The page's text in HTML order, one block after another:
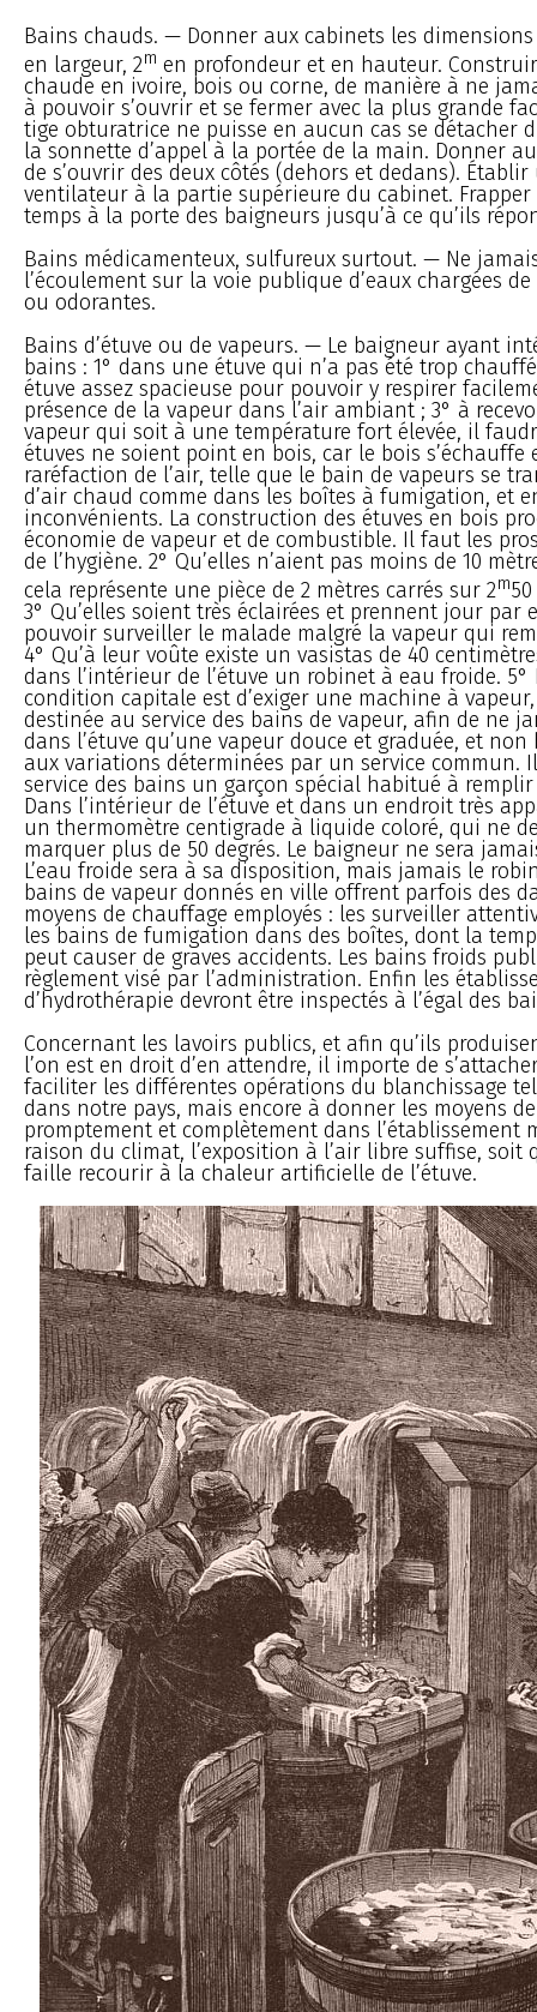
Bains chauds. — Donner aux cabinets les dimensions
en largeur, 2m en profondeur et en hauteur.
chaude en ivoire, bois ou corne, de manière à ne
à pouvoir s’ouvrir et se fermer avec la plus grande
tige obturatrice ne puisse en aucun cas se détacher
la sonnette d’appel à la portée de la main. Donner
de s’ouvrir des deux côtés (dehors et dedans).
ventilateur à la partie supérieure du cabinet. Frapper
temps à la porte des baigneurs jusqu’à ce qu’ils
Bains médicamenteux, sulfureux surtout. — Ne
l’écoulement sur la voie publique d’eaux chargées
ou odorantes.
Bains d’étuve ou de vapeurs. — Le baigneur ayant
bains : 1° dans une étuve qui n’a pas été trop
étuve assez spacieuse pour pouvoir y respirer
présence de la vapeur dans l’air ambiant ; 3° à
vapeur qui soit à une température fort élevée, il
étuves ne soient point en bois, car le bois
raréfaction de l’air, telle que le bain de vapeurs se
d’air chaud comme dans les boîtes à fumigation, et
inconvénients. La construction des étuves en bois
économie de vapeur et de combustible. Il faut les
de l’hygiène. 2° Qu’elles n’aient pas moins de 10
cela représente une pièce de 2 mètres carrés sur 2m
3° Qu’elles soient très éclairées et prennent jour par
pouvoir surveiller le malade malgré la vapeur qui
4° Qu’à leur voûte existe un vasistas de 40
dans l’intérieur de l’étuve un robinet à eau froide. 5°
condition capitale est d’exiger une machine à
destinée au service des bains de vapeur, afin de ne
dans l’étuve qu’une vapeur douce et graduée, et
aux variations déterminées par un service commun.
service des bains un garçon spécial habitué à
Dans l’intérieur de l’étuve et dans un endroit très
un thermomètre centigrade à liquide coloré, qui ne
marquer plus de 50 degrés. Le baigneur ne sera
L’eau froide sera à sa disposition, mais jamais le
bains de vapeur donnés en ville offrent parfois des
moyens de chauffage employés : les surveiller
les bains de fumigation dans des boîtes, dont la
peut causer de graves accidents. Les bains froids
règlement visé par l’administration. Enfin les
d’hydrothérapie devront être inspectés à l’égal des
Concernant les lavoirs publics, et afin qu’ils
l’on est en droit d’en attendre, il importe de
faciliter les différentes opérations du blanchissage
dans notre pays, mais encore à donner les moyens
promptement et complètement dans l’établissement
raison du climat, l’exposition à l’air libre suffise, soit
faille recourir à la chaleur artificielle de l’étuve.